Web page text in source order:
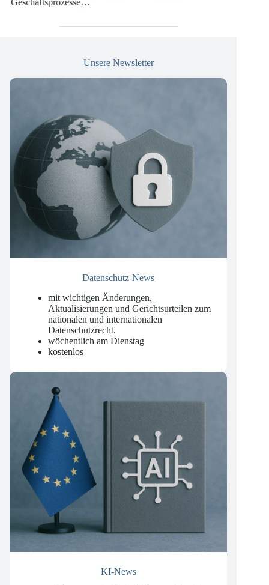
Unsere Newsletter
Datenschutz-News
mit wichtigen Änderungen,
Aktualisierungen und Gerichtsurteilen zum
nationalen und internationalen
Datenschutzrecht.
wöchentlich am Dienstag